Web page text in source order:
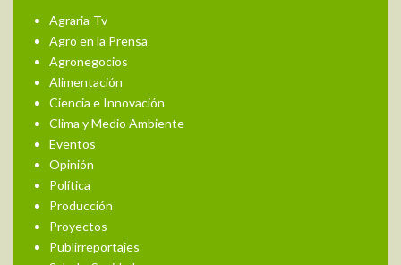
Agraria-Tv
Agro en la Prensa
Agronegocios
Alimentación
Ciencia e Innovación
Clima y Medio Ambiente
Eventos
Opinión
Política
Producción
Proyectos
Publirreportajes